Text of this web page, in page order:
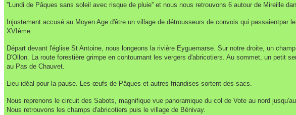
''Lundi de Pâques sans soleil avec risque de pluie'' et nous nous retrouvons 6 autour de Mireille
Injustement accusé au Moyen Age d'être un village de détrousseurs de convois qui passaientpar
XVIème.
Départ devant l'église St Antoine, nous longeons la rivière Eyguemarse. Sur notre droite, un
D'Ollon. La route forestière grimpe en contournant les vergers d'abricotiers. Au sommet, un petit
au Pas de Chauvet.
Lieu idéal pour la pause. Les œufs de Pâques et autres friandises sortent des sacs.
Nous reprenons le circuit des Sabots, magnifique vue panoramique du col de Vote au nord
Nous retrouvons les champs d'abricotiers puis le village de Bénivay.